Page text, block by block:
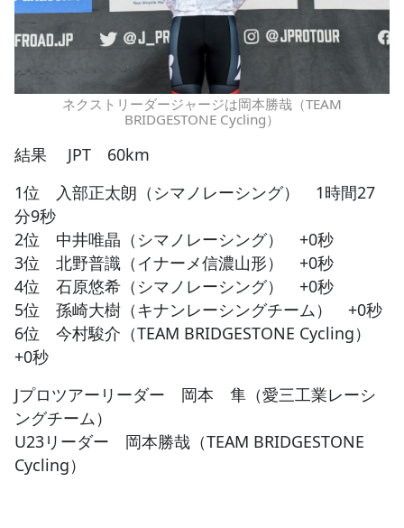
ネクストリーダージャージは岡本勝哉（TEAM
BRIDGESTONE Cycling）
結果 JPT 60km
1位 入部正太朗（シマノレーシング） 1時間27
分9秒
2位 中井唯晶（シマノレーシング） +0秒
3位 北野普識（イナーメ信濃山形） +0秒
4位 石原悠希（シマノレーシング） +0秒
5位 孫崎大樹（キナンレーシングチーム） +0秒
6位 今村駿介（TEAM BRIDGESTONE Cycling）
+0秒
Jプロツアーリーダー 岡本 隼（愛三工業レーシ
ングチーム）
U23リーダー 岡本勝哉（TEAM BRIDGESTONE
Cycling）